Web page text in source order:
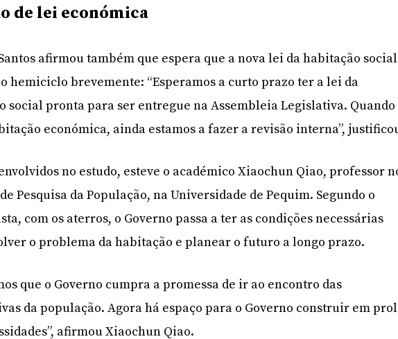
de lei económica
afirmou também que espera que a nova lei da habitação social
hemiciclo brevemente: “Esperamos a curto prazo ter a lei da
social pronta para ser entregue na Assembleia Legislativa. Quando
económica, ainda estamos a fazer a revisão interna”,
no estudo, esteve o académico Xiaochun Qiao, professor
Pesquisa da População, na Universidade de Pequim. Segundo o
com os aterros, o Governo passa a ter as condições necessárias
o problema da habitação e planear o futuro a longo prazo.
que o Governo cumpra a promessa de ir ao encontro das
da população. Agora há espaço para o Governo construir em prol
afirmou Xiaochun Qiao.